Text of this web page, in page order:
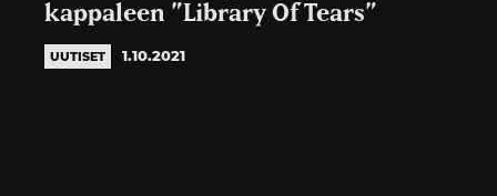
kappaleen ”Library Of Tears”
UUTISET 1.10.2021